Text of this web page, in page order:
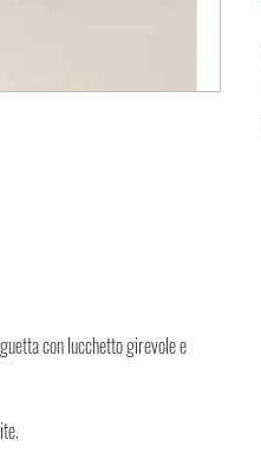
con lucchetto girevole e